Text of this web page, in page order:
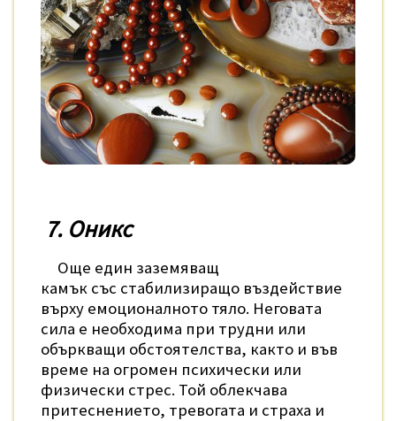
7. Оникс
Още един заземяващ
камък със стабилизиращо въздействие
върху емоционалното тяло. Неговата
сила е необходима при трудни или
объркващи обстоятелства, както и във
време на огромен психически или
физически стрес. Той облекчава
притеснението, тревогата и страха и